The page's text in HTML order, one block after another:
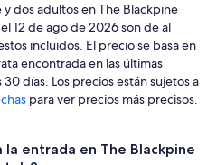
dos adultos en The Blackpine
12 de ago de 2026 son de al
incluidos. El precio se basa en
encontrada en las últimas
días. Los precios están sujetos a
para ver precios más precisos.
la entrada en The Blackpine